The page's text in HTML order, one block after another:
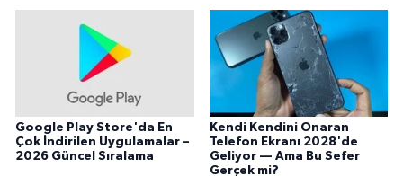
Google Play Store'da En
Çok İndirilen Uygulamalar –
2026 Güncel Sıralama
Kendi Kendini Onaran
Telefon Ekranı 2028'de
Geliyor — Ama Bu Sefer
Gerçek mi?